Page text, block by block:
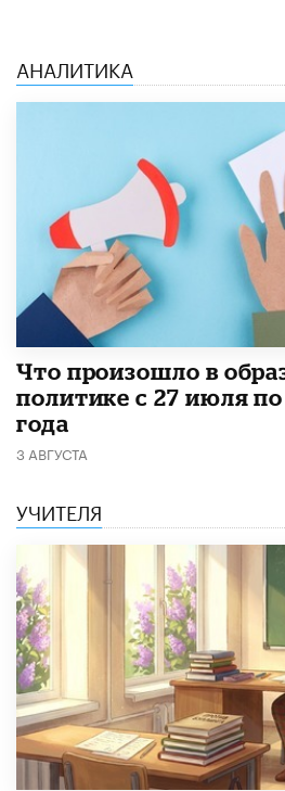
АНАЛИТИКА
​Что произошло в
политике с 27 июля по
года
3 АВГУСТА
УЧИТЕЛЯ